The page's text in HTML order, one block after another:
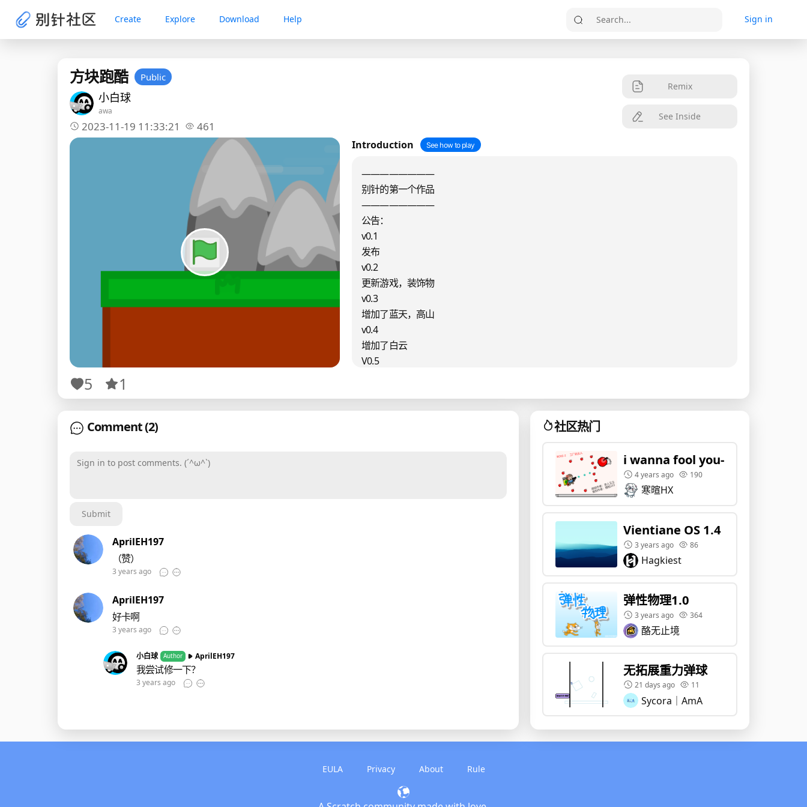
Create Explore Download Help
Search...
Sign in
方块跑酷 Public
小白球
awa
2023-11-19 11:33:21 461
Remix
See Inside
Introduction See how to play
————————
别针的第一个作品
————————
公告：
v0.1
发布
v0.2
更新游戏，装饰物
v0.3
增加了蓝天，高山
v0.4
增加了白云
V0.5
致谢：
5 1
社区热门
i wanna fool you-Boss2工厂的
4 years ago 190
寒暄HX
Vientiane OS 1.4
3 years ago 86
Hagkiest
弹性物理1.0
3 years ago 364
酪无止境
无拓展重力弹球
21 days ago 11
Sycora｜AmA
Comment(2)
Submit
AprilEH197
（赞）
3 years ago
AprilEH197
好卡啊
3 years ago
小白球 Author AprilEH197
我尝试修一下？
3 years ago
EULA Privacy About Rule